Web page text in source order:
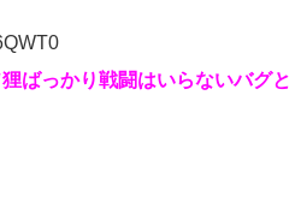
ばっかり戦闘はいらないバグと